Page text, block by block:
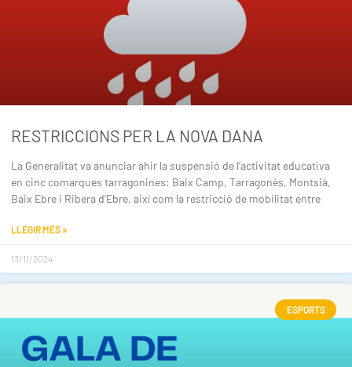
RESTRICCIONS PER LA NOVA DANA
La Generalitat va anunciar ahir la suspensió de l’activitat educativa
en cinc comarques tarragonines: Baix Camp, Tarragonès, Montsià,
Baix Ebre i Ribera d’Ebre, així com la restricció de mobilitat entre
LLEGIR MÉS »
13/11/2024
ESPORTS